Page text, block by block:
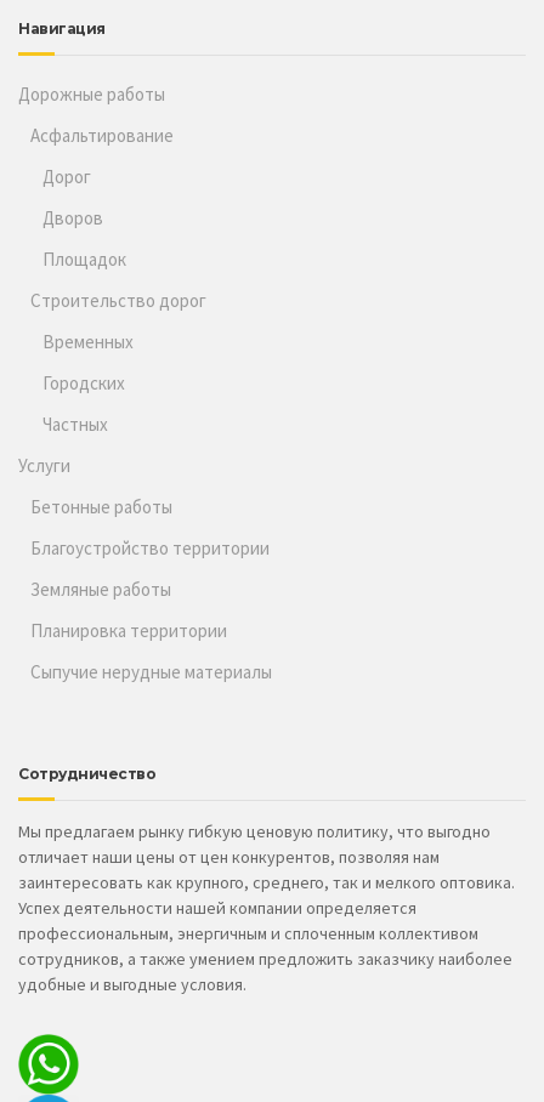
Навигация
Дорожные работы
Асфальтирование
Дорог
Дворов
Площадок
Строительство дорог
Временных
Городских
Частных
Услуги
Бетонные работы
Благоустройство территории
Земляные работы
Планировка территории
Сыпучие нерудные материалы
Сотрудничество
Мы предлагаем рынку гибкую ценовую политику, что выгодно
отличает наши цены от цен конкурентов, позволяя нам
заинтересовать как крупного, среднего, так и мелкого оптовика.
Успех деятельности нашей компании определяется
профессиональным, энергичным и сплоченным коллективом
сотрудников, а также умением предложить заказчику наиболее
удобные и выгодные условия.